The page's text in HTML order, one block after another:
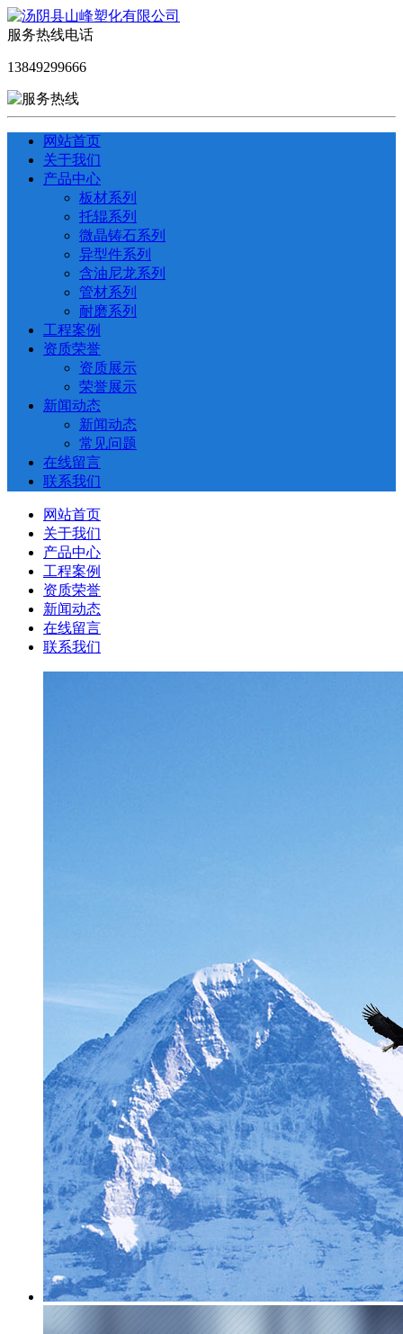
服务热线电话
13849299666
网站首页
关于我们
产品中心
板材系列
托辊系列
微晶铸石系列
异型件系列
含油尼龙系列
管材系列
耐磨系列
工程案例
资质荣誉
资质展示
荣誉展示
新闻动态
新闻动态
常见问题
在线留言
联系我们
网站首页
关于我们
产品中心
工程案例
资质荣誉
新闻动态
在线留言
联系我们